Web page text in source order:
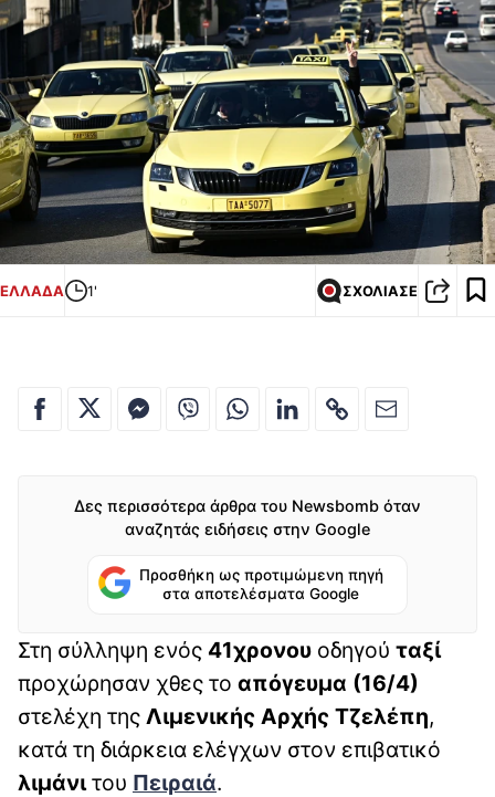
ΕΛΛΑΔΑ 1' ΣΧΟΛΙΑΣΕ
Δες περισσότερα άρθρα του Newsbomb όταν
αναζητάς ειδήσεις στην Google
Προσθήκη ως προτιμώμενη πηγή
στα αποτελέσματα Google
Στη σύλληψη ενός 41χρονου οδηγού ταξί
προχώρησαν χθες το απόγευμα (16/4)
στελέχη της Λιμενικής Αρχής Τζελέπη,
κατά τη διάρκεια ελέγχων στον επιβατικό
λιμάνιτου Πειραιά.